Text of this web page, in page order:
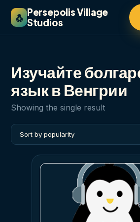
🐧 Persepolis Village
Studios
Изучайте
язык в Венгрии
Showing the single result